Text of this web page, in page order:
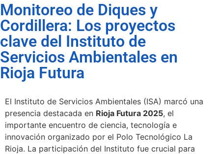
Monitoreo de Diques y
Cordillera: Los proyectos
clave del Instituto de
Servicios Ambientales en
Rioja Futura
El Instituto de Servicios Ambientales (ISA) marcó una
presencia destacada en Rioja Futura 2025, el
importante encuentro de ciencia, tecnología e
innovación organizado por el Polo Tecnológico La
Rioja. La participación del Instituto fue crucial para